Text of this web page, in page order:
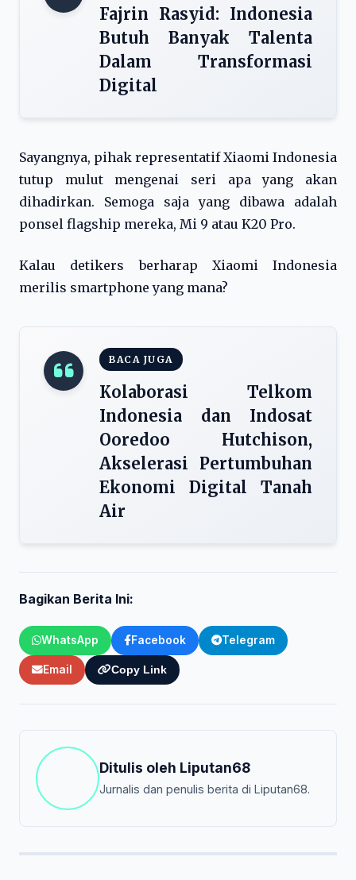
Fajrin Rasyid: Indonesia
Butuh Banyak Talenta
Dalam Transformasi
Digital
Sayangnya, pihak representatif Xiaomi Indonesia
tutup mulut mengenai seri apa yang akan
dihadirkan. Semoga saja yang dibawa adalah
ponsel flagship mereka, Mi 9 atau K20 Pro.
Kalau detikers berharap Xiaomi Indonesia
merilis smartphone yang mana?
BACA JUGA
Kolaborasi Telkom
Indonesia dan Indosat
Ooredoo Hutchison,
Akselerasi Pertumbuhan
Ekonomi Digital Tanah
Air
Bagikan Berita Ini:
WhatsApp Facebook Telegram
Email Copy Link
Ditulis oleh Liputan68
Jurnalis dan penulis berita di Liputan68.